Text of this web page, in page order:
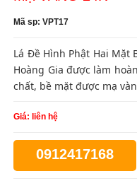
Mã sp: VPT17
Lá Đề Hình Phật Hai Mặt
Hoàng Gia được làm
chất, bề mặt được mạ
Giá: liên hệ
0912417168